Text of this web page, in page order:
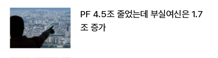
PF 4.5조 줄었는데 부실여신은 1.7
조 증가